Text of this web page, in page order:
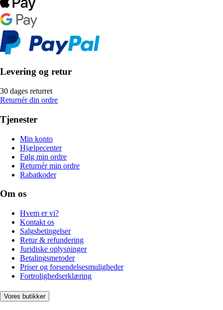
Levering og retur
30 dages returret
Returnér din ordre
Tjenester
Min konto
Hjælpecenter
Følg min ordre
Returnér min ordre
Rabatkoder
Om os
Hvem er vi?
Kontakt os
Salgsbetingelser
Retur & refundering
Juridiske oplysninger
Betalingsmetoder
Priser og forsendelsesmuligheder
Fortrolighedserklæring
Vores butikker